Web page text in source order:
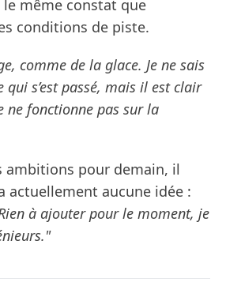
même constat que
conditions de piste.
comme de la glace. Je ne sais
qui s’est passé, mais il est clair
ne fonctionne pas sur la
ambitions pour demain, il
actuellement aucune idée :
à ajouter pour le moment, je